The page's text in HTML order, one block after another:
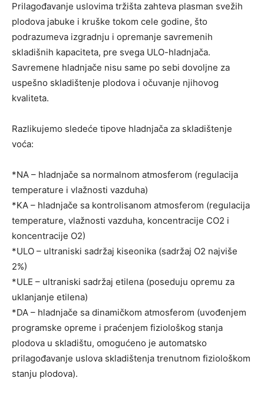
Prilagođavanje uslovima tržišta zahteva plasman svežih
plodova jabuke i kruške tokom cele godine, što
podrazumeva izgradnju i opremanje savremenih
skladišnih kapaciteta, pre svega ULO-hladnjača.
Savremene hladnjače nisu same po sebi dovoljne za
uspešno skladištenje plodova i očuvanje njihovog
kvaliteta.
Razlikujemo sledeće tipove hladnjača za skladištenje
voća:
*NA – hladnjače sa normalnom atmosferom (regulacija
temperature i vlažnosti vazduha)
*KA – hladnjače sa kontrolisanom atmosferom (regulacija
temperature, vlažnosti vazduha, koncentracije CO2 i
koncentracije O2)
*ULO – ultraniski sadržaj kiseonika (sadržaj O2 najviše
2%)
*ULE – ultraniski sadržaj etilena (poseduju opremu za
uklanjanje etilena)
*DA – hladnjače sa dinamičkom atmosferom (uvođenjem
programske opreme i praćenjem fiziološkog stanja
plodova u skladištu, omogućeno je automatsko
prilagođavanje uslova skladištenja trenutnom fiziološkom
stanju plodova).